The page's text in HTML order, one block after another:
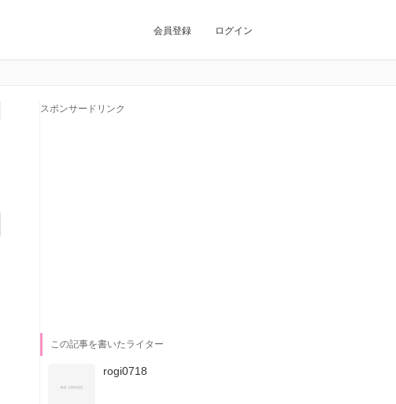
会員登録 ログイン
スポンサードリンク
この記事を書いたライター
rogi0718